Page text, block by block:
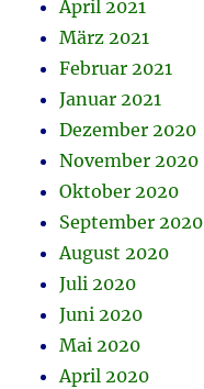
April 2021
März 2021
Februar 2021
Januar 2021
Dezember 2020
November 2020
Oktober 2020
September 2020
August 2020
Juli 2020
Juni 2020
Mai 2020
April 2020